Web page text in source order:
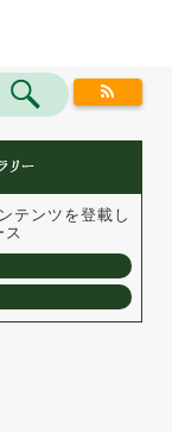
テンツを登載し
ス